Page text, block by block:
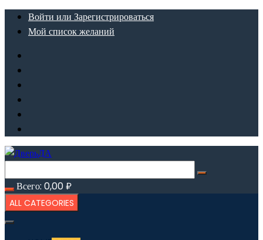
ПерейтиВойти или Зарегистрироваться
Мой список желаний
Всего: 0,00₽
ALL CATEGORIES